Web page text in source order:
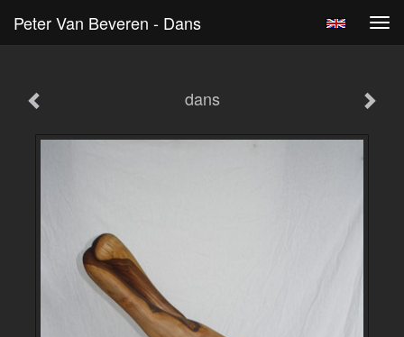
Peter Van Beveren - Dans
dans